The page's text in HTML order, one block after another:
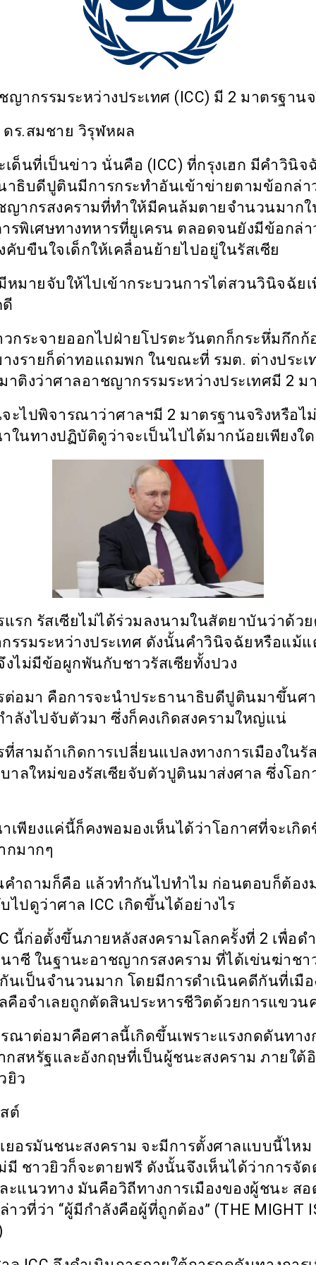
ญากรรมระหว่างประเทศ (ICC) มี 2 มาตรฐาน
ร.สมชาย วิรุฬหผล
เด็นที่เป็นข่าว นั่นคือ (ICC) ที่กรุงเฮก มีคำวินิจ
าธิบดีปูตินมีการกระทำอันเข้าข่ายตามข้อกล่า
ญากรสงครามที่ทำให้มีคนล้มตายจำนวนมากใ
รพิเศษทางทหารที่ยูเครน ตลอดจนยังมีข้อกล่า
คับขืนใจเด็กให้เคลื่อนย้ายไปอยู่ในรัสเซีย
หมายจับให้ไปเข้ากระบวนการไต่สวนวินิจฉัย
วกระจายออกไปฝ่ายโปรตะวันตกก็กระหึ่มกึกก้
งรายก็ด่าทอแถมพก ในขณะที่ รมต. ต่างประเ
าติงว่าศาลอาชญากรรมระหว่างประเทศมี 2 ม
ะไปพิจารณาว่าศาลฯมี 2 มาตรฐานจริงหรือไ
ในทางปฏิบัติดูว่าจะเป็นไปได้มากน้อยเพียงใด
แรก รัสเซียไม่ได้ร่วมลงนามในสัตยาบันว่าด้ว
รรมระหว่างประเทศ ดังนั้นคำวินิจฉัยหรือแม้
ไม่มีข้อผูกพันกับชาวรัสเซียทั้งปวง
ต่อมา คือการจะนำประธานาธิบดีปูตินมาขึ้นศ
ำลังไปจับตัวมา ซึ่งก็คงเกิดสงครามใหญ่แน่
ที่สามถ้าเกิดการเปลี่ยนแปลงทางการเมืองในรั
าลใหม่ของรัสเซียจับตัวปูตินมาส่งศาล ซึ่งโอก
เพียงแค่นี้ก็คงพอมองเห็นได้ว่าโอกาศที่จะเกิ
กมากๆ
คำถามก็คือ แล้วทำกันไปทำไม ก่อนตอบก็ต้อง
ไปดูว่าศาล ICC เกิดขึ้นได้อย่างไร
นี้ก่อตั้งขึ้นภายหลังสงครามโลกครั้งที่ 2 เพื่อด
าซี ในฐานะอาชญากรสงคราม ที่ได้เข่นฆ่าชา
นเป็นจำนวนมาก โดยมีการดำเนินคดีกันที่เมื
คือจำเลยถูกตัดสินประหารชีวิตด้วยการแขวน
ณาต่อมาคือศาลนี้เกิดขึ้นเพราะแรงกดดันทาง
กสหรัฐและอังกฤษที่เป็นผู้ชนะสงคราม ภายใต้
ยิว
ต์
ยอรมันชนะสงคราม จะมีการตั้งศาลแบบนี้ไห
มี ชาวยิวก็จะตายฟรี ดังนั้นจึงเห็นได้ว่าการจัด
ะแนวทาง มันคือวิถีทางการเมืองของผู้ชนะ ส
าวที่ว่า “ผู้มีกำลังคือผู้ที่ถูกต้อง” (THE MIGHT